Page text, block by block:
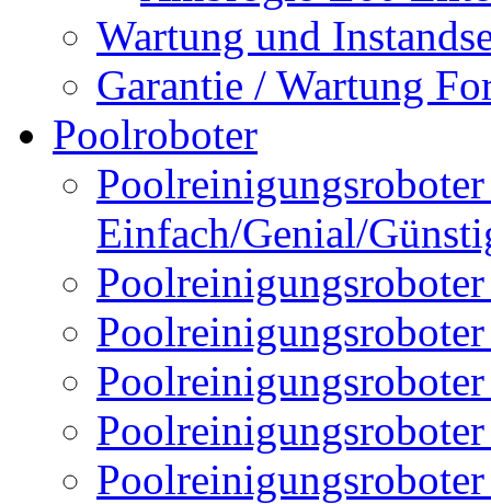
Wartung und
Garantie / Wartung
Poolroboter
Einfach/Genial/